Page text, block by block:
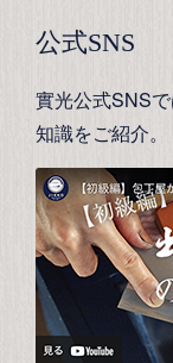
公式SNS
實光公式SNS
知識をご紹介。